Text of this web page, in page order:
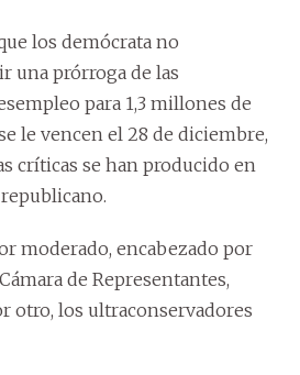
los demócrata no
una prórroga de las
para 1,3 millones de
le vencen el 28 de diciembre,
críticas se han producido en
moderado, encabezado por
de Representantes,
otro, los ultraconservadores